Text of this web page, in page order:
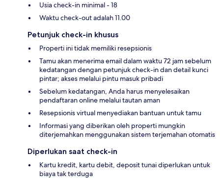
Usia check-in minimal - 18
Waktu check-out adalah 11.00
Petunjuk check-in khusus
Properti ini tidak memiliki resepsionis
Tamu akan menerima email dalam waktu 72 jam sebelum
kedatangan dengan petunjuk check-in dan detail kunci
pintar; akses melalui pintu masuk pribadi
Sebelum kedatangan, Anda harus menyelesaikan
pendaftaran online melalui tautan aman
Resepsionis virtual menyediakan bantuan untuk tamu
Informasi yang diberikan oleh properti mungkin
diterjemahkan menggunakan sistem terjemahan otomatis
Diperlukan saat check-in
Kartu kredit, kartu debit, deposit tunai diperlukan untuk
biaya tak terduga